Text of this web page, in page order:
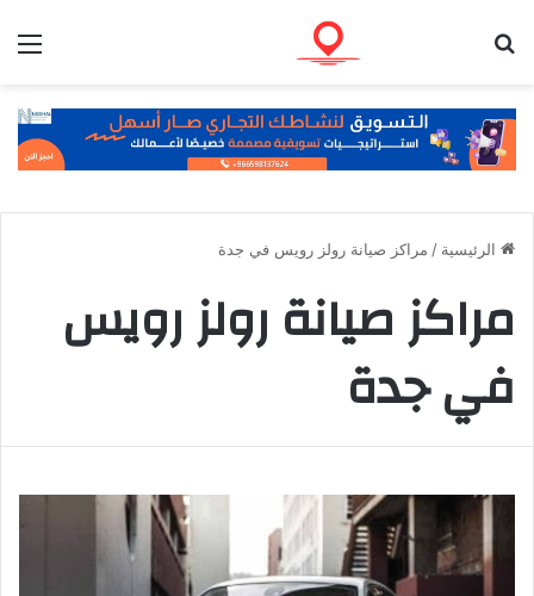
الرئيسية / مراكز صيانة رولز رويس في جدة
مراكز صيانة رولز رويس
في جدة